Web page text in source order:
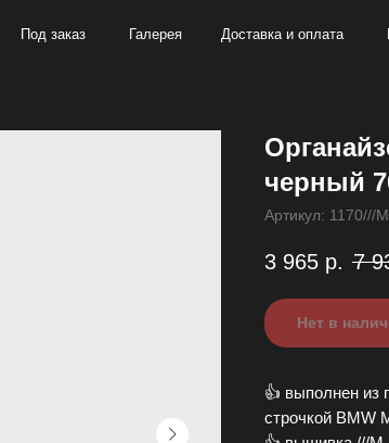
Доставка и оплата
Галерея FAQ
черный
Артикул: 1170///M
3 965 р. 7
Нет в
👍 выполнен из
cтpoчкoй BМW